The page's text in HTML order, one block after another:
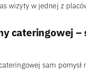
wizyty w jednej z
cateringowej –
sam pomysł